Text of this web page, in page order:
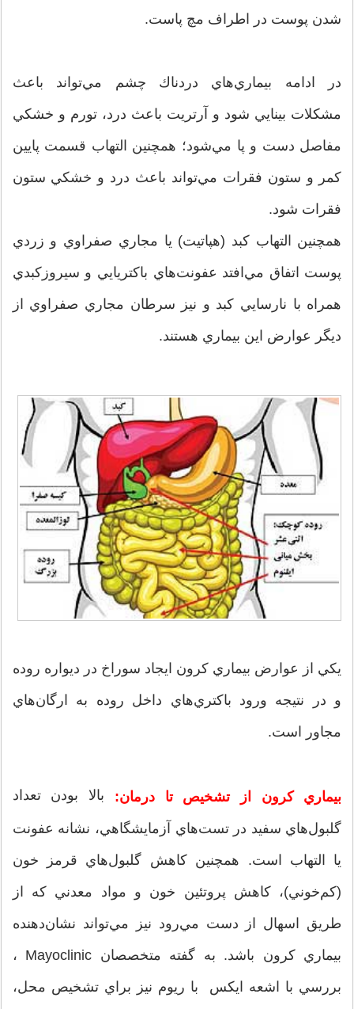
شدن پوست در اطراف مچ پاست.
در ادامه بيماري‌هاي دردناك چشم مي‌تواند باعث
مشكلات بينايي شود و آرتريت باعث درد، تورم و خشكي
مفاصل دست و پا مي‌شود؛ همچنين التهاب قسمت پايين
كمر و ستون فقرات مي‌تواند باعث درد و خشكي ستون
فقرات شود.
همچنين التهاب كبد (هپاتيت) يا مجاري صفراوي و زردي
پوست اتفاق مي‌افتد عفونت‌هاي باكتريايي و سيروزكبدي
همراه با نارسايي كبد و نيز سرطان مجاري صفراوي از
ديگر عوارض اين بيماري هستند.
يكي از عوارض بيماري كرون ايجاد سوراخ در ديواره روده
و در نتيجه ورود باكتري‌هاي داخل روده به ارگان‌هاي
مجاور است.
بيماري كرون از تشخيص تا درمان: بالا بودن تعداد
گلبول‌هاي سفيد در تست‌هاي آزمايشگاهي، نشانه عفونت
يا التهاب است. همچنين كاهش گلبول‌هاي قرمز خون
(كم‌خوني)، كاهش پروتئين خون و مواد معدني كه از
طريق اسهال از دست مي‌رود نيز مي‌تواند نشان‌دهنده
بيماري كرون باشد. به گفته متخصصان Mayoclinic ،
بررسي با اشعه ايكس با ريوم نيز براي تشخيص محل،